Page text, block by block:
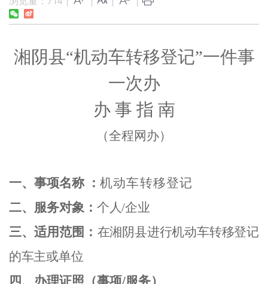
湘阴县“机动车转移登记”一件事
一次办
办 事 指 南
（全程网办）
一、事项名称 ： 机动车转移登记
二、服务对象： 个人/企业
三、适用范围： 在湘阴县进行机动车转移登记
的车主或单位
四、办理证照（事项/服务）